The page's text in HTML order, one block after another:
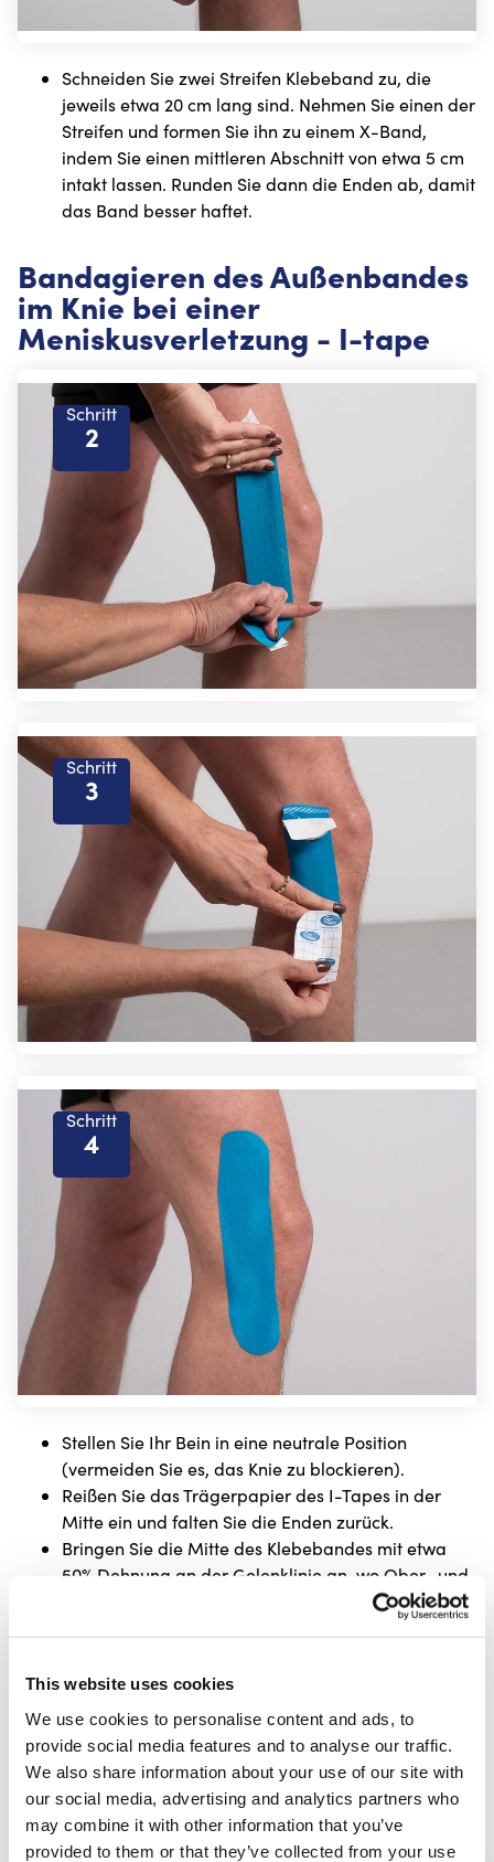
This website uses cookies
We use cookies to personalise content and ads, to
provide social media features and to analyse our traffic.
We also share information about your use of our site with
our social media, advertising and analytics partners who
may combine it with other information that you’ve
provided to them or that they’ve collected from your use
Schneiden Sie zwei Streifen Klebeband zu, die
jeweils etwa 20 cm lang sind. Nehmen Sie einen der
Streifen und formen Sie ihn zu einem X-Band,
indem Sie einen mittleren Abschnitt von etwa 5 cm
intakt lassen. Runden Sie dann die Enden ab, damit
das Band besser haftet.
Bandagieren des Außenbandes
im Knie bei einer
Meniskusverletzung - I-tape
Schritt
2
Schritt
3
Schritt
4
Stellen Sie Ihr Bein in eine neutrale Position
(vermeiden Sie es, das Knie zu blockieren).
Reißen Sie das Trägerpapier des I-Tapes in der
Mitte ein und falten Sie die Enden zurück.
Bringen Sie die Mitte des Klebebandes mit etwa
50% Dehnung an der Gelenklinie an, wo Ober- und
Legen Sie beide Enden oberhalb und unterhalb des
Reiben Sie das Klebeband fest an, um den Kleber
Bandagieren des inneren
Kniebandes bei einer
Meniskusverletzung